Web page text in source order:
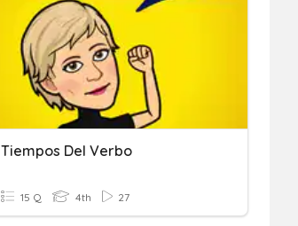
Tiempos Del Verbo
15 Q 4th 27